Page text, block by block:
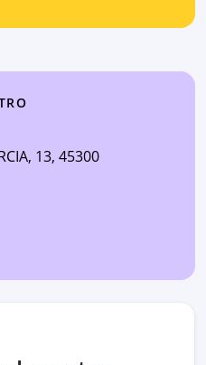
13, 45300